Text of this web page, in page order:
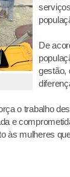
De
gestão,
o trabalho
e
às mulheres